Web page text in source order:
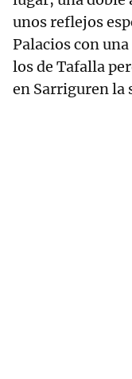
unos reflejos
Palacios con
los de Tafalla
en Sarriguren la